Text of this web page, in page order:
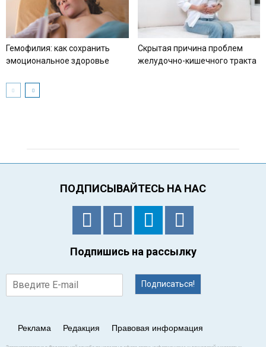
Гемофилия: как сохранить
эмоциональное здоровье
Скрытая причина проблем
желудочно-кишечного тракта
ПОДПИСЫВАЙТЕСЬ НА НАС
Подпишись на рассылку
Подписаться!
Реклама Редакция Правовая информация